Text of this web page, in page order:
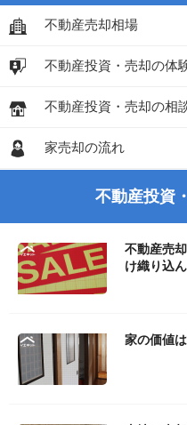
不動産売却相場
不動産投資・売却の体
不動産投資・売却の相
家売却の流れ
不動産投資
不動産売
け織り込
家の価値